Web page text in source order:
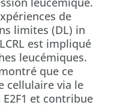
de
limites (DL) in
est impliqué
leucémiques.
que ce
cellulaire via le
et contribue